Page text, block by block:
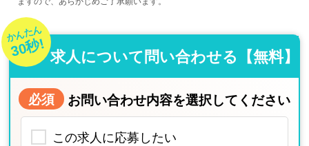
かんたん
30秒! 求人について問い合わせる【無料】
必須 お問い合わせ内容を選択してください
この求人に応募したい